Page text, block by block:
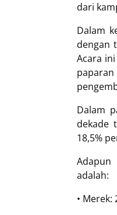
dari
Dalam
dengan
Acara
Dalam
dekade
18,5%
Adapun
adalah:
• Merek: